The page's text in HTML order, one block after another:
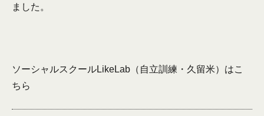
ました。
ソーシャルスクールLikeLab（自立訓練・久留米）はこ
ちら